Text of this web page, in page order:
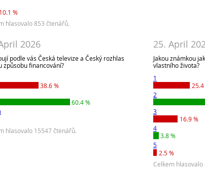
10.1 %
hlasovalo 853 čtenářů.
2026
podle vás Česká televize a Český rozhlas
způsobu financování?
38.6 %
60.4 %
hlasovalo 15547 čtenářů.
25. April
Jakou známkou
vlastního života?
1
25.4
2
3
16.9 %
4
3.8 %
5
2.5 %
Celkem